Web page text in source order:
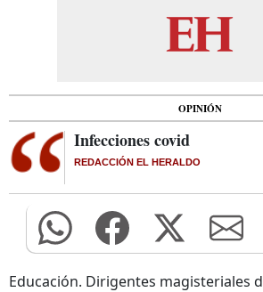
OPINIÓN
Infecciones covid
REDACCIÓN EL HERALDO
Educación. Dirigentes magisteriales